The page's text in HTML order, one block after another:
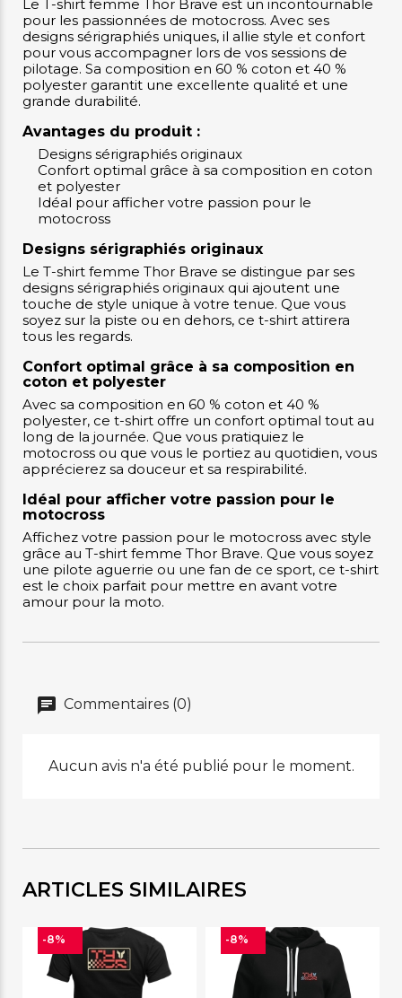
Le T-shirt femme Thor Brave est un incontournable
pour les passionnées de motocross. Avec ses
designs sérigraphiés uniques, il allie style et confort
pour vous accompagner lors de vos sessions de
pilotage. Sa composition en 60 % coton et 40 %
polyester garantit une excellente qualité et une
grande durabilité.
Avantages du produit :
Designs sérigraphiés originaux
Confort optimal grâce à sa composition en coton
et polyester
Idéal pour afficher votre passion pour le
motocross
Designs sérigraphiés originaux
Le T-shirt femme Thor Brave se distingue par ses
designs sérigraphiés originaux qui ajoutent une
touche de style unique à votre tenue. Que vous
soyez sur la piste ou en dehors, ce t-shirt attirera
tous les regards.
Confort optimal grâce à sa composition en
coton et polyester
Avec sa composition en 60 % coton et 40 %
polyester, ce t-shirt offre un confort optimal tout au
long de la journée. Que vous pratiquiez le
motocross ou que vous le portiez au quotidien, vous
apprécierez sa douceur et sa respirabilité.
Idéal pour afficher votre passion pour le
motocross
Affichez votre passion pour le motocross avec style
grâce au T-shirt femme Thor Brave. Que vous soyez
une pilote aguerrie ou une fan de ce sport, ce t-shirt
est le choix parfait pour mettre en avant votre
amour pour la moto.
Commentaires (0)
Aucun avis n'a été publié pour le moment.
ARTICLES SIMILAIRES
-8% -8%